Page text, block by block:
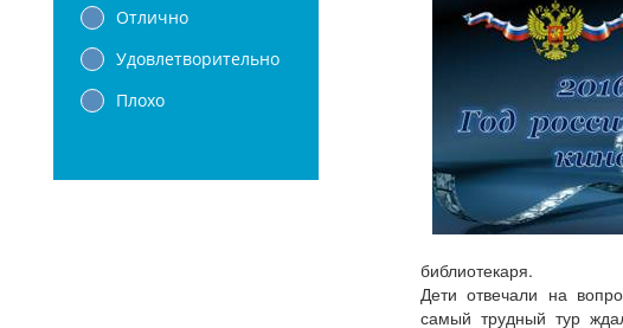
Отлично
Удовлетворительно
Плохо
библиотекаря.
Дети отвечали на
самый трудный тур